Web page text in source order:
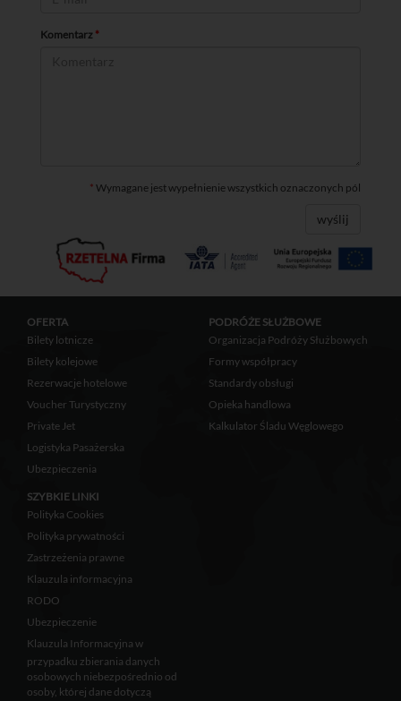
Komentarz *
* Wymagane jest wypełnienie wszystkich oznaczonych pól
wyślij
OFERTA
Bilety lotnicze
Bilety kolejowe
Rezerwacje hotelowe
Voucher Turystyczny
Private Jet
Logistyka Pasażerska
Ubezpieczenia
PODRÓŻE SŁUŻBOWE
Organizacja Podróży Służbowych
Formy współpracy
Standardy obsługi
Opieka handlowa
Kalkulator Śladu Węglowego
SZYBKIE LINKI
Polityka Cookies
Polityka prywatności
Zastrzeżenia prawne
Klauzula informacyjna
RODO
Ubezpieczenie
Klauzula Informacyjna w
przypadku zbierania danych
osobowych niebezpośrednio od
osoby, której dane dotyczą